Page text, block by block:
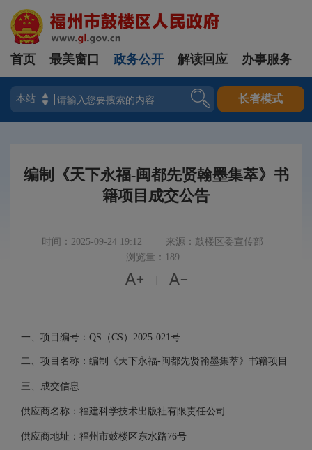
登录
首页 最美窗口 政务公开 解读回应 办事服务
长者模式
编制《天下永福-闽都先贤翰墨集萃》书
籍项目成交公告
时间：2025-09-24 19:12
来源：鼓楼区委宣传部
浏览量：189
 
一 、项目编号： QS（CS）2025-021号
二、项目名称：编制《天下永福-闽都先贤翰墨集萃》书籍项目
三、成交信息
供应商名称：福建科学技术出版社有限责任公司
供应商地址：福州市鼓楼区东水路76号